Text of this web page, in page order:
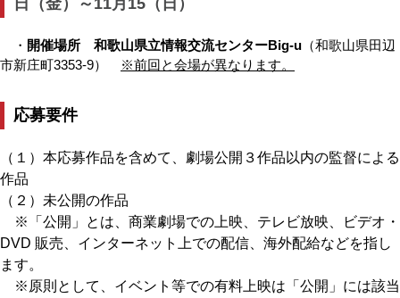
・ 開催場所 和歌山県立情報交流センターBig-u （和歌山県田辺
市新庄町3353-9）
※前回と会場が異なります。
応募要件
（１）本応募作品を含めて、劇場公開３作品以内の監督による
作品
（２）未公開の作品
※「公開」とは、商業劇場での上映、テレビ放映、ビデオ・
DVD 販売、インターネット上での配信、海外配給などを指し
ます。
※原則として、イベント等での有料上映は「公開」には該当